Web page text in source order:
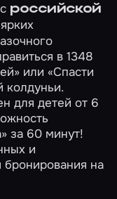
российской
в 1348
или«Спасти
колдуньи.
для детей от 6
за 60 минут!
и
бронирования на